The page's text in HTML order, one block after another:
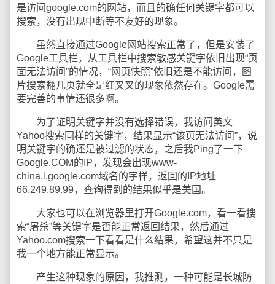
是访问google.com的网站，而且的确任何关键字都可以
搜索，没有出现中断等不友好的现象。
虽然直接通过Google网站搜索正常了，但是安装了
Google工具栏，从工具栏中搜索敏感关键字依旧出现“页
面无法访问”的情况，“网页快照”依旧还是不能访问，图
片搜索翻几页就全是红叉叉的现象依然存在。Google需
要完善的事情还很多啊。
为了证明关键字并没有选择错误，我访问英文
Yahoo搜索同样的关键字，结果显示“该页无法访问”，说
明关键字的确还是被过滤的状态，之后我Ping了一下
Google.COM的IP，发现会出现www-
china.l.google.com域名的字样，返回的IP地址
66.249.89.99，查询得到的结果似乎是美国。
大家也可以在浏览器里打开Google.com，看一看搜
索“屠杀”等关键字是否能正常返回结果，然后通过
Yahoo.com搜索一下看看是什么结果，希望这并不只是
我一个地方能正常显示。
产生这种现象的原因，我推测，一种可能是长城防